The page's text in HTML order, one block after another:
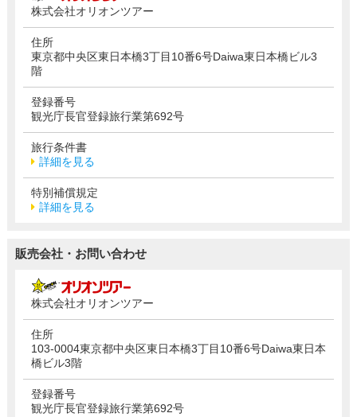
株式会社オリオンツアー
住所
東京都中央区東日本橋3丁目10番6号Daiwa東日本橋ビル3
階
登録番号
観光庁長官登録旅行業第692号
旅行条件書
詳細を見る
特別補償規定
詳細を見る
販売会社・お問い合わせ
株式会社オリオンツアー
住所
103-0004東京都中央区東日本橋3丁目10番6号Daiwa東日本
橋ビル3階
登録番号
観光庁長官登録旅行業第692号